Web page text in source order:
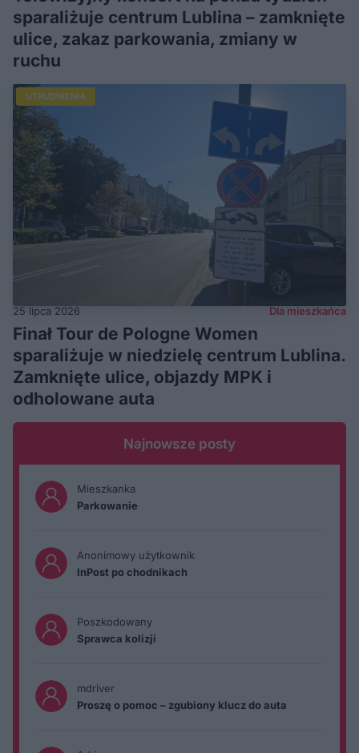
sparaliżuje centrum Lublina – zamknięte
ulice, zakaz parkowania, zmiany w
ruchu
UTRUDNIENIA
25 lipca 2026 Dla mieszkańca
Finał Tour de Pologne Women
sparaliżuje w niedzielę centrum Lublina.
Zamknięte ulice, objazdy MPK i
odholowane auta
Najnowsze posty
Mieszkanka
Parkowanie
Anonimowy użytkownik
InPost po chodnikach
Poszkodowany
Sprawca kolizji
mdriver
Proszę o pomoc – zgubiony klucz do auta